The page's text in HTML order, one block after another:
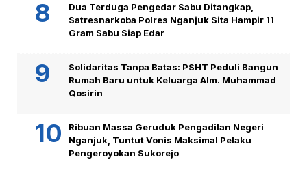
Dua Terduga Pengedar Sabu Ditangkap,
Satresnarkoba Polres Nganjuk Sita Hampir 11
Gram Sabu Siap Edar
Solidaritas Tanpa Batas: PSHT Peduli Bangun
Rumah Baru untuk Keluarga Alm. Muhammad
Qosirin
Ribuan Massa Geruduk Pengadilan Negeri
Nganjuk, Tuntut Vonis Maksimal Pelaku
Pengeroyokan Sukorejo